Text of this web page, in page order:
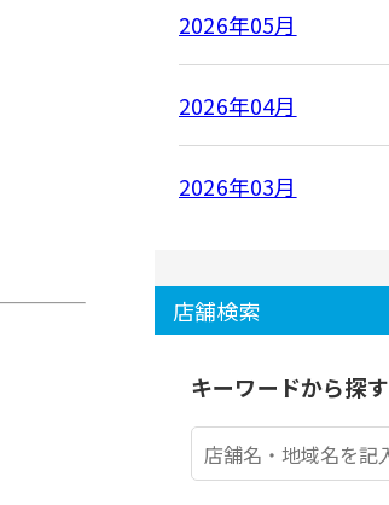
2026年05月
2026年04月
2026年03月
店舗検索
キーワードから探す